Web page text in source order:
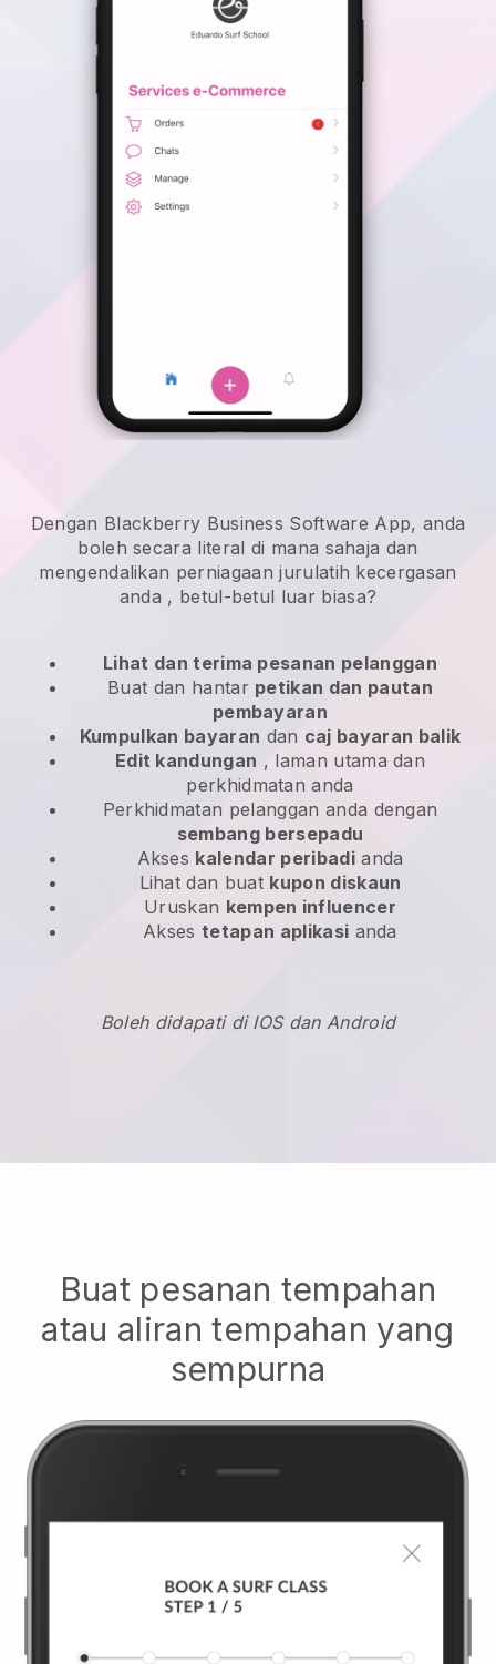
Dengan Blackberry Business Software App, anda
boleh secara literal di mana sahaja dan
mengendalikan perniagaan jurulatih kecergasan
anda , betul-betul luar biasa?
Lihat dan terima pesanan pelanggan
Buat dan hantar petikan dan pautan
pembayaran
Kumpulkan bayaran dan caj bayaran balik
Edit kandungan , laman utama dan
perkhidmatan anda
Perkhidmatan pelanggan anda dengan
sembang bersepadu
Akses kalendar peribadianda
Lihat dan buat kupon diskaun
Uruskan kempen influencer
Aksestetapan aplikasi anda
Boleh didapati di IOS dan Android
Buat pesanan tempahan
atau aliran tempahan yang
sempurna